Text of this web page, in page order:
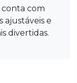
com
ajustáveis e
divertidas.